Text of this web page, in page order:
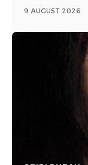
9 AUGUST 2026